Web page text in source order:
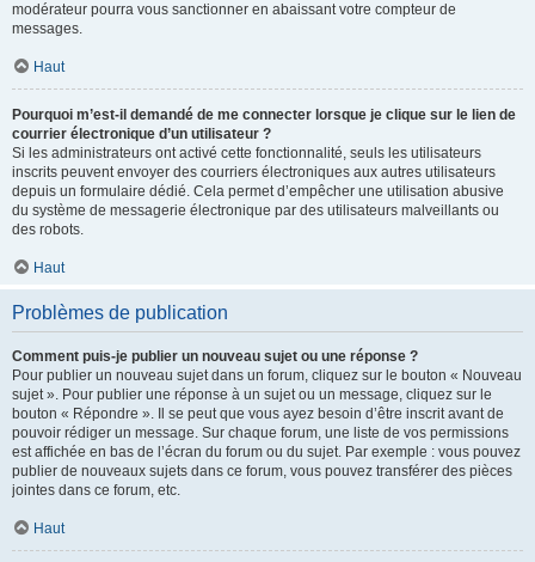
modérateur pourra vous sanctionner en abaissant votre compteur de
messages.
Haut
Pourquoi m’est-il demandé de me connecter lorsque je clique sur le lien de
courrier électronique d’un utilisateur ?
Si les administrateurs ont activé cette fonctionnalité, seuls les utilisateurs
inscrits peuvent envoyer des courriers électroniques aux autres utilisateurs
depuis un formulaire dédié. Cela permet d’empêcher une utilisation abusive
du système de messagerie électronique par des utilisateurs malveillants ou
des robots.
Haut
Problèmes de publication
Comment puis-je publier un nouveau sujet ou une réponse ?
Pour publier un nouveau sujet dans un forum, cliquez sur le bouton « Nouveau
sujet ». Pour publier une réponse à un sujet ou un message, cliquez sur le
bouton « Répondre ». Il se peut que vous ayez besoin d’être inscrit avant de
pouvoir rédiger un message. Sur chaque forum, une liste de vos permissions
est affichée en bas de l’écran du forum ou du sujet. Par exemple : vous pouvez
publier de nouveaux sujets dans ce forum, vous pouvez transférer des pièces
jointes dans ce forum, etc.
Haut